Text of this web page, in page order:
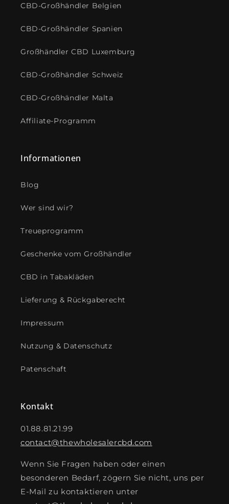
CBD-Großhändler Belgien
CBD-Großhändler Spanien
Großhändler CBD Luxemburg
CBD-Großhändler Schweiz
CBD-Großhändler Malta
Affiliate-Programm
Informationen
Blog
Wer sind wir?
Treueprogramm
Geschenke vom Großhändler
CBD in Tabakläden
Lieferung & Rückgaberecht
Impressum
Nutzung & Datenschutz
Patenschaft
Kontakt
01.88.81.21.99
contact@thewholesalercbd.com
Wenn Sie Fragen haben oder einen
besonderen Bedarf, zögern Sie nicht, uns per
E-Mail zu kontaktieren unter